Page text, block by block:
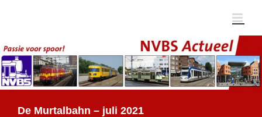
De Murtalbahn – juli 2021